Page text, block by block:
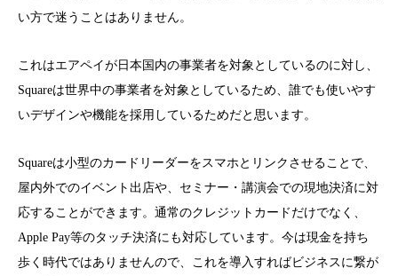
い方で迷うことはありません。
これはエアペイが日本国内の事業者を対象としているのに対し、
Squareは世界中の事業者を対象としているため、誰でも使いやす
いデザインや機能を採用しているためだと思います。
Squareは小型のカードリーダーをスマホとリンクさせることで、
屋内外でのイベント出店や、セミナー・講演会での現地決済に対
応することができます。通常のクレジットカードだけでなく、
Apple Pay等のタッチ決済にも対応しています。今は現金を持ち
歩く時代ではありませんので、これを導入すればビジネスに繋が